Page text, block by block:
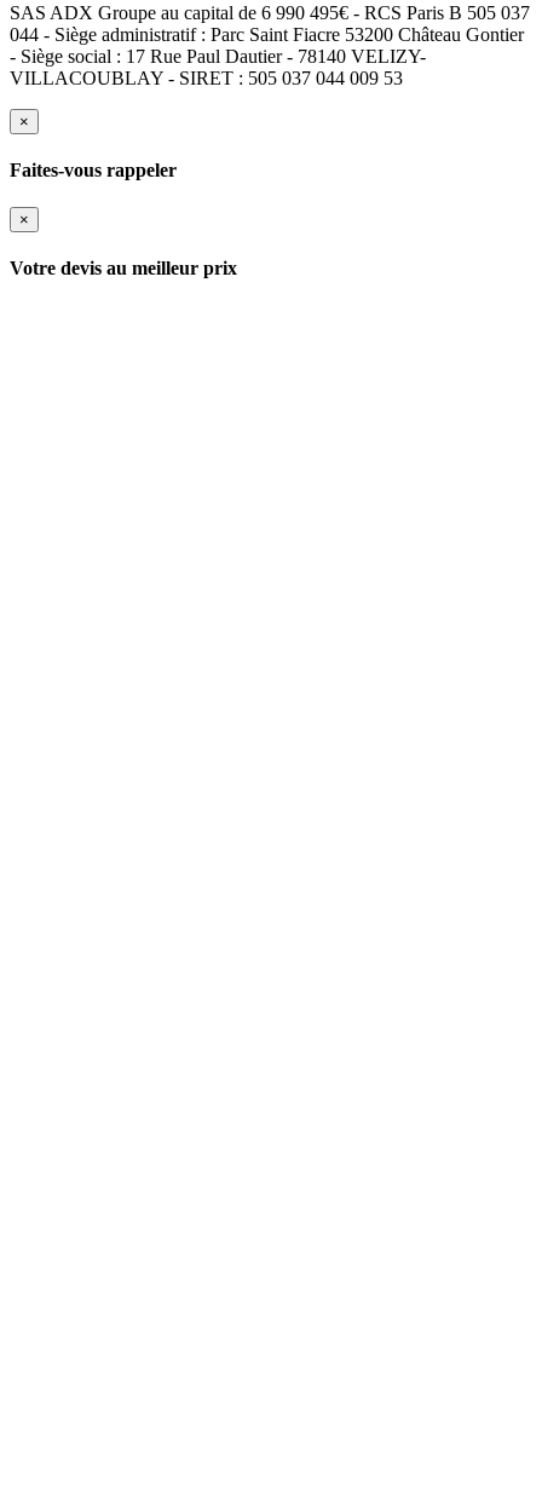
SAS ADX Groupe au capital de 6 990 495€ - RCS Paris B 505 037
044 - Siège administratif : Parc Saint Fiacre 53200 Château Gontier
- Siège social : 17 Rue Paul Dautier - 78140 VELIZY-
VILLACOUBLAY - SIRET : 505 037 044 009 53
×
Faites-vous rappeler
×
Votre devis au meilleur prix